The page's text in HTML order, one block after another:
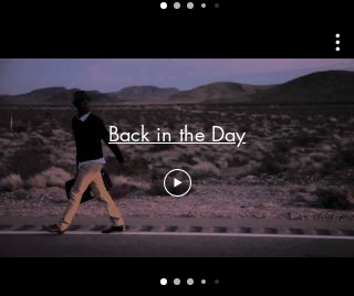
Back in the Day